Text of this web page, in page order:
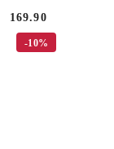
Cena:
169.90
-10%